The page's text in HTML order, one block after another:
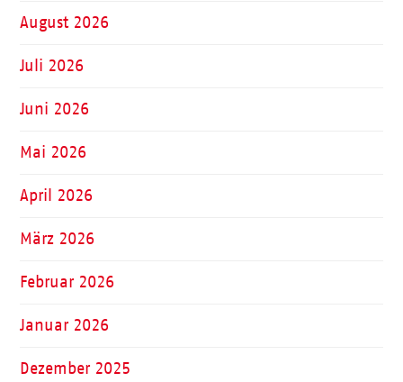
August 2026
Juli 2026
Juni 2026
Mai 2026
April 2026
März 2026
Februar 2026
Januar 2026
Dezember 2025